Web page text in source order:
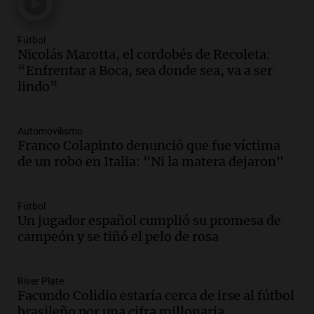
el Mundial de Natación en aguas gélidas
frente al Perito Moreno
Turno Noche
Episodios
tierras
Panorama Federal
Episodios
kirchnerismo
Panorama Federal
propiedad privada y cuestionamientos a
la soberanía digital en Argentina
Fútbol
Nicolás Marotta, el cordobés de Recoleta:
“Enfrentar a Boca, sea donde sea, va a ser
lindo”
Automovilismo
Franco Colapinto denunció que fue víctima
de un robo en Italia: "Ni la matera dejaron"
Fútbol
Un jugador español cumplió su promesa de
campeón y se tiñó el pelo de rosa
River Plate
Facundo Colidio estaría cerca de irse al fútbol